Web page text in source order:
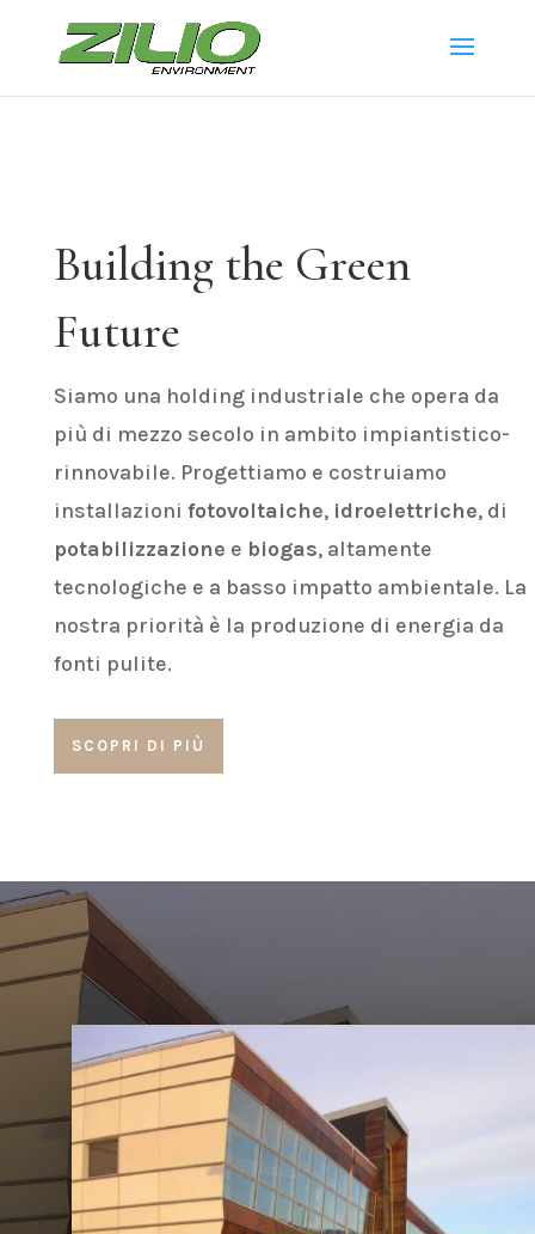
Building the Green
Future
Siamo una holding industriale che opera da
più di mezzo secolo in ambito impiantistico-
rinnovabile. Progettiamo e costruiamo
installazioni fotovoltaiche, idroelettriche, di
potabilizzazione e biogas, altamente
tecnologiche e a basso impatto ambientale. La
nostra priorità è la produzione di energia da
fonti pulite.
SCOPRI DI PIÙ